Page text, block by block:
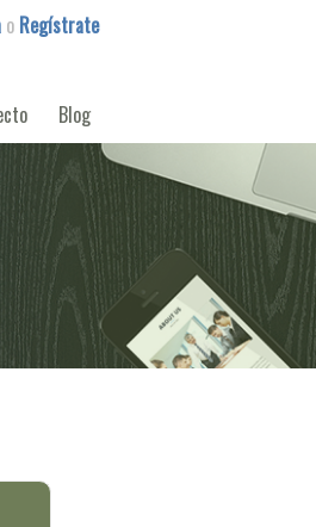
o Regístrate
Blog